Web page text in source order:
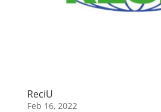
ReciU
Feb 16, 2022